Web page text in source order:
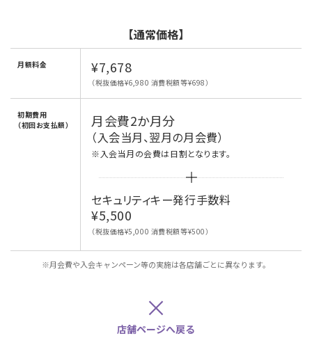
【通常価格】
月額料金 ¥7,678
（税抜価格¥6,980 消費税額等¥698）
初期費用
（初回お支払額）
月会費2か月分
（入会当月、翌月の月会費）
※入会当月の会費は日割となります。
セキュリティキー発行手数料
¥5,500
（税抜価格¥5,000 消費税額等¥500）
※月会費や入会キャンペーン等の実施は各店舗ごとに異なります。
×
店舗ページへ戻る